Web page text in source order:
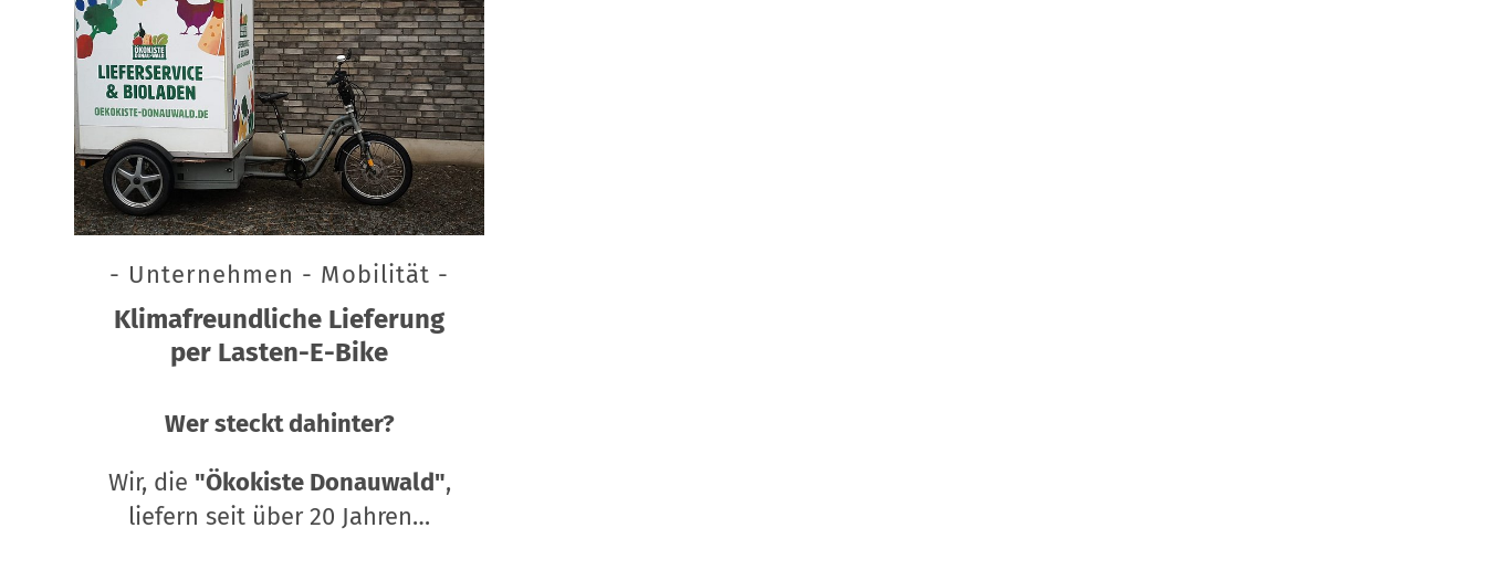
- Unternehmen - Mobilität -
Klimafreundliche Lieferung
per Lasten-E-Bike
Wer steckt dahinter?
Wir, die "Ökokiste Donauwald",
liefern seit über 20 Jahren…